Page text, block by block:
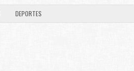
DEPORTES